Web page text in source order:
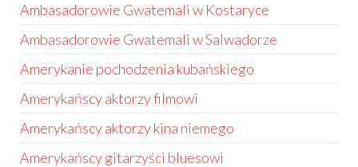
Ambasadorowie Gwatemali w Kostaryce
Ambasadorowie Gwatemali w Salwadorze
Amerykanie pochodzenia kubańskiego
Amerykańscy aktorzy filmowi
Amerykańscy aktorzy kina niemego
Amerykańscy gitarzyści bluesowi